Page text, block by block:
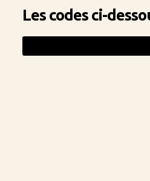
Les codes ci-